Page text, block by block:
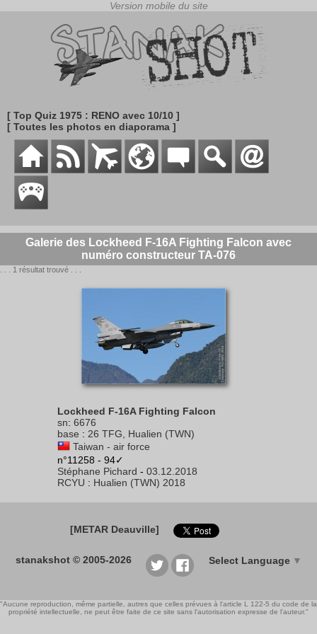
[ Top Quiz 1975 : RENO avec 10/10 ]
[ Toutes les photos en diaporama ]
Galerie des Lockheed F-16A Fighting Falcon avec
numéro constructeur TA-076
. . . 1 résultat trouvé . . .
Lockheed F-16A Fighting Falcon
sn: 6676
base : 26 TFG, Hualien (TWN)
Taiwan - air force
n°11258 - 94✓
Stéphane Pichard - 03.12.2018
RCYU : Hualien (TWN) 2018
[METAR Deauville]
stanakshot © 2005-2026 Select Language ▼
"Aucune reproduction, même partielle, autres que celles prévues à l'article L 122-5 du code de la
propriété intellectuelle, ne peut être faite de ce site sans l'autorisation expresse de l'auteur."